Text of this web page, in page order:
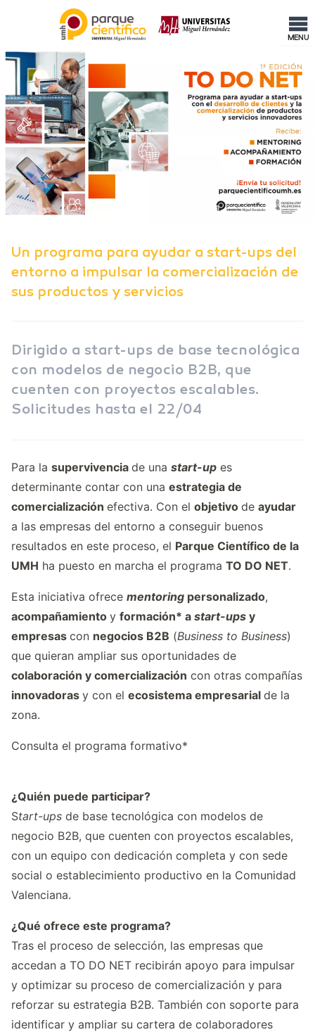
MENU
Un programa para ayudar a start-ups del
entorno a impulsar la comercialización de
sus productos y servicios
Dirigido a start-ups de base tecnológica
con modelos de negocio B2B, que
cuenten con proyectos escalables.
Solicitudes hasta el 22/04
Para la supervivencia de una start-up es
determinante contar con una estrategia de
comercialización efectiva. Con el objetivo de ayudar
a las empresas del entorno a conseguir buenos
resultados en este proceso, el Parque Científico de la
UMH ha puesto en marcha el programa TO DO NET.
Esta iniciativa ofrece mentoring personalizado,
acompañamiento y formación* a start-ups y
empresas con negocios B2B (Business to Business)
que quieran ampliar sus oportunidades de
colaboración y comercialización con otras compañías
innovadoras y con el ecosistema empresarial de la
zona.
Consulta el programa formativo*
¿Quién puede participar?
Start-ups de base tecnológica con modelos de
negocio B2B, que cuenten con proyectos escalables,
con un equipo con dedicación completa y con sede
social o establecimiento productivo en la Comunidad
Valenciana.
¿Qué ofrece este programa?
Tras el proceso de selección, las empresas que
accedan a TO DO NET recibirán apoyo para impulsar
y optimizar su proceso de comercialización y para
reforzar su estrategia B2B. También con soporte para
identificar y ampliar su cartera de colaboradores